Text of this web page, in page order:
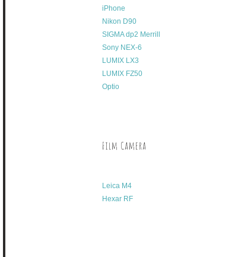
iPhone
Nikon D90
SIGMA dp2 Merrill
Sony NEX-6
LUMIX LX3
LUMIX FZ50
Optio
Film Camera
Leica M4
Hexar RF